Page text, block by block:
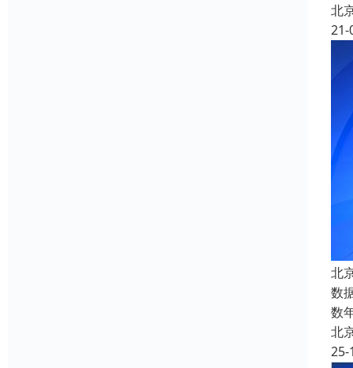
北
21-
北
数
数
北
25-